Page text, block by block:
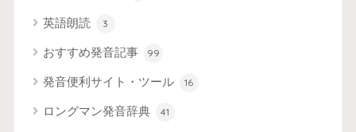
英語朗読 3
おすすめ発音記事 99
発音便利サイト・ツール 16
ロングマン発音辞典 41